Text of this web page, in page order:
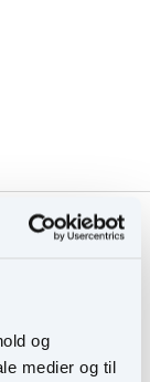
og
medier og til